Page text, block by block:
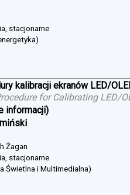
stacjonarne
kalibracji ekranów LED/
for Calibrating LED/
informacji)
Żagan
stacjonarne
Świetlna i Multimedialna)